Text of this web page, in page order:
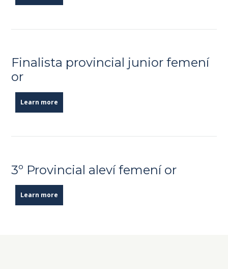
Finalista provincial junior femení
or
Learn more
3º Provincial aleví femení or
Learn more